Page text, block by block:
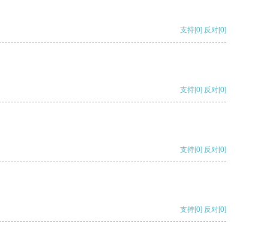
支持[0] 反对[0]
支持[0] 反对[0]
支持[0] 反对[0]
支持[0] 反对[0]